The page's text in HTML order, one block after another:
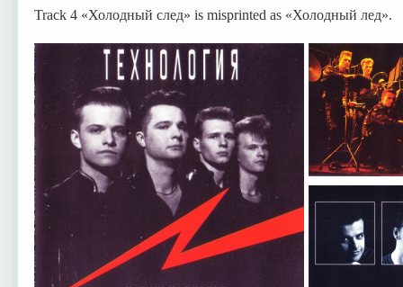
Track 4 «Холодный след» is misprinted as «Холодный лед».